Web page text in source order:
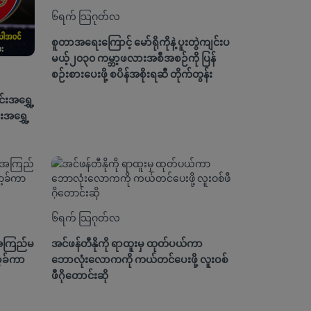
းအရွှေ့
အရွှေ့
၆ရက် သြဂုတ်လ
စူတာအရေးကြောင့် မော်ရိုကိုနဲ့ ပူးတွဲကျင်းပ
မယ့်၂၀၃၀ ကမ္ဘာ့ဖလားအစီအစဉ်ကို ပြန်
စဉ်းစားပေးဖို့ စပိန်အစိုးရဆီ တိုက်တွန်း
ကြည်မ
ခ်ကာ
၆ရက် သြဂုတ်လ
အင်ဖန်တီနိုကို ရာထူးမှ ထုတ်ပယ်ကာ
ဘောလုံးလောကကို ကယ်တင်ပေးဖို့ လူးဝစ်
ဖီဂိုတောင်းဆို